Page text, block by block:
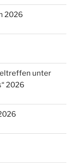
2026
unter
2026